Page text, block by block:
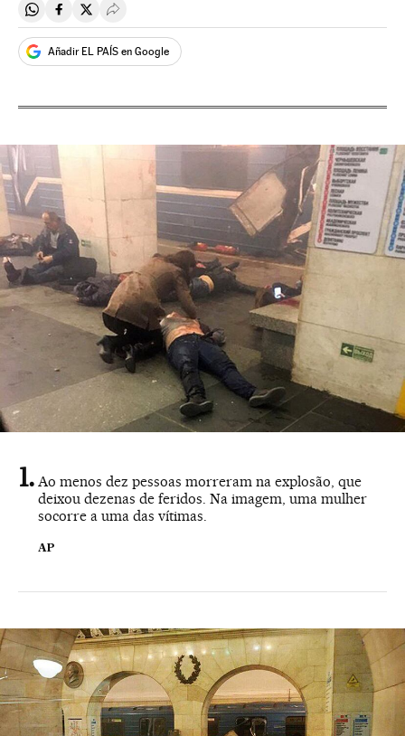
Compartir en Whatsapp
Compartir en Facebook
Compartir en Twitter
Desplegar Redes Sociales
Añadir EL PAÍS en Google
Ao menos dez pessoas morreram na explosão, que
deixou dezenas de feridos. Na imagem, uma mulher
socorre a uma das vítimas.
AP